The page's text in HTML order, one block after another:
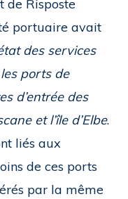
de Risposte
portuaire avait
des services
ports de
d’entrée des
et l’île d’Elbe.
liés aux
de ces ports
par la même